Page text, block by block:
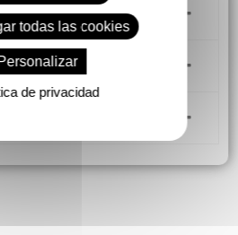
todas las cookies
Personalizar
de privacidad